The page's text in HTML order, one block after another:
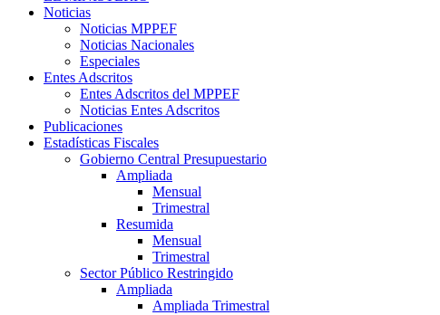
Noticias
Noticias MPPEF
Noticias Nacionales
Especiales
Entes Adscritos
Entes Adscritos del MPPEF
Noticias Entes Adscritos
Publicaciones
Estadísticas Fiscales
Gobierno Central Presupuestario
Ampliada
Mensual
Trimestral
Resumida
Mensual
Trimestral
Sector Público Restringido
Ampliada
Ampliada Trimestral